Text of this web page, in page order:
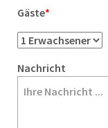
Gäste*
Nachricht